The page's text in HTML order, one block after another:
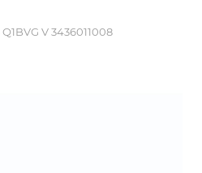
V 3436011008